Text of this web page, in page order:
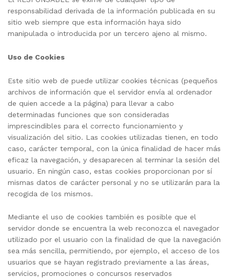
responsabilidad derivada de la información publicada en su
sitio web siempre que esta información haya sido
manipulada o introducida por un tercero ajeno al mismo.
Uso de Cookies
Este sitio web de puede utilizar cookies técnicas (pequeños
archivos de información que el servidor envía al ordenador
de quien accede a la página) para llevar a cabo
determinadas funciones que son consideradas
imprescindibles para el correcto funcionamiento y
visualización del sitio. Las cookies utilizadas tienen, en todo
caso, carácter temporal, con la única finalidad de hacer más
eficaz la navegación, y desaparecen al terminar la sesión del
usuario. En ningún caso, estas cookies proporcionan por sí
mismas datos de carácter personal y no se utilizarán para la
recogida de los mismos.
Mediante el uso de cookies también es posible que el
servidor donde se encuentra la web reconozca el navegador
utilizado por el usuario con la finalidad de que la navegación
sea más sencilla, permitiendo, por ejemplo, el acceso de los
usuarios que se hayan registrado previamente a las áreas,
servicios, promociones o concursos reservados